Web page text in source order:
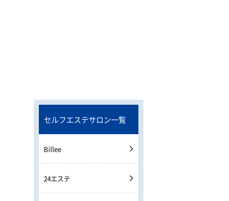
セルフエステサロン一覧
Billee
24エステ